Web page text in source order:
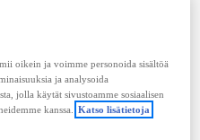
6
3
oikein ja voimme personoida sisältöä
ja analysoida
jolla käytät sivustoamme sosiaalisen
kanssa. Katso lisätietoja